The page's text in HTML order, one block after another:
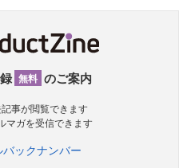
無料 のご案内
記事が閲覧できます
マガを受信できます
バックナンバー